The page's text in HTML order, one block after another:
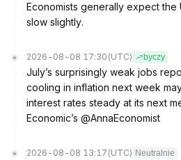
Economists generally expect the
slow slightly.
2026-08-08 17:30 (UTC) byczy
July’s surprisingly weak jobs
cooling in inflation next week
interest rates steady at its next
Economic’s @AnnaEconomist
2026-08-08 13:17 (UTC) Neutralnie